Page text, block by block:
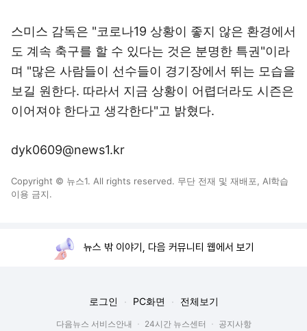
스미스 감독은 "코로나19 상황이 좋지 않은 환경에서
도 계속 축구를 할 수 있다는 것은 분명한 특권"이라
며 "많은 사람들이 선수들이 경기장에서 뛰는 모습을
보길 원한다. 따라서 지금 상황이 어렵더라도 시즌은
이어져야 한다고 생각한다"고 밝혔다.
dyk0609@news1.kr
Copyright © 뉴스1. All rights reserved. 무단 전재 및 재배포, AI학습
이용 금지.
뉴스 밖 이야기, 다음 커뮤니티 웹에서 보기
로그인 PC화면 전체보기
다음뉴스 서비스안내 24시간 뉴스센터
공지사항